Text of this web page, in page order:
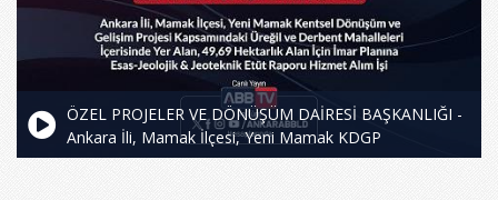
ÖZEL PROJELER VE DÖNÜŞÜM DAİRESİ BAŞKANLIĞI -
Ankara İli, Mamak İlçesi, Yeni Mamak KDGP
Kapsamındaki Üreğil ve Derbent Mahalleleri İçerisinde